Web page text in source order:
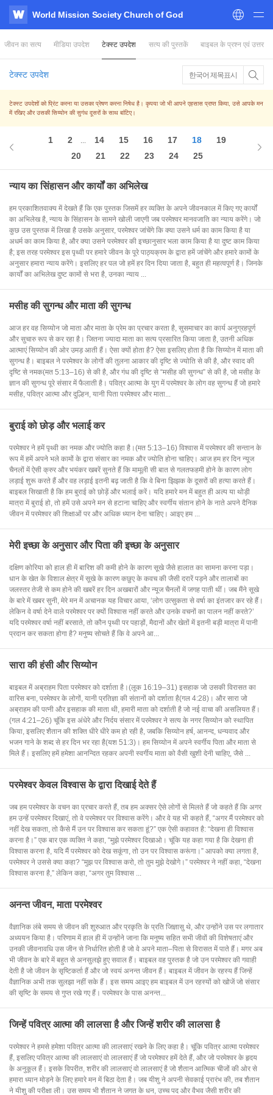
WATV
World Mission Society Church of God
जीवन का सत्य मीडिया उपदेश टेक्स्ट उपदेश सत्य की पुस्तकें बाइबल के प्रश्न एवं उत्तर
टेक्स्ट उपदेश 한국어 제목표시
टेक्स्ट उपदेशों को प्रिंट करना या उसका प्रेषण करना निषेध है। कृपया जो भी आपने एहसास प्राप्त किया, उसे आपके मन
में रखिए और उसकी सिय्योन की सुगंध दूसरों के साथ बांटिए।
1 2 14 15 16 17 18
19
20
21 22 23 24 25
न्याय का सिंहासन और कार्यों का अभिलेख
हम प्रकाशितवाक्य में देखते हैं कि एक पुस्तक जिसमें हर व्यक्ति के अपने जीवनकाल में किए गए कार्यों
का अभिलेख है, न्याय के सिंहासन के सामने खोली जाएगी जब परमेश्वर मानवजाति का न्याय करेंगे। जो
कुछ उस पुस्तक में लिखा है उसके अनुसार, परमेश्वर जांचेंगे कि क्या उसने धर्म का काम किया है या
अधर्म का काम किया है, और क्या उसने परमेश्वर की इच्छानुसार भला काम किया है या दुष्ट काम किया
है; इस तरह परमेश्वर इस पृथ्वी पर हमारे जीवन के पूरे पाठ्यक्रम के द्वारा हमें जांचेंगे और हमारे कामों के
अनुसार हमारा न्याय करेंगे। इसलिए हर पल जो हमें हर दिन दिया जाता है, बहुत ही महत्वपूर्ण है। जिनके
कार्यों का अभिलेख दुष्ट कामों से भरा है, उनका न्याय ...
मसीह की सुगन्ध और माता की सुगन्ध
आज हर वह सिय्योन जो माता और माता के प्रेम का प्रचार करता है, सुसमाचार का कार्य अनुग्रहपूर्ण
और सुचारु रूप से कर रहा है। जितना ज्यादा माता का सत्य प्रसारित किया जाता है, उतनी अधिक
आत्माएं सिय्योन की ओर उमड़ आती हैं। ऐसा क्यों होता है? ऐसा इसलिए होता है कि सिय्योन में माता की
सुगन्ध है। बाइबल ने परमेश्वर के लोगों की तुलना आकार की दृष्टि से ज्योति से की है, और स्वाद की
दृष्टि से नमक(मत 5:13–16) से की है, और गंध की दृष्टि से “मसीह की सुगन्ध” से की है, जो मसीह के
ज्ञान की सुगन्ध पूरे संसार में फैलाती है। पवित्र आत्मा के युग में परमेश्वर के लोग वह सुगन्ध हैं जो हमारे
मसीह, पवित्र आत्मा और दुल्हिन, यानी पिता परमेश्वर और माता...
बुराई को छोड़ और भलाई कर
परमेश्वर ने हमें पृथ्वी का नमक और ज्योति कहा है।(मत 5:13–16) विश्वास में परमेश्वर की सन्तान के
रूप में हमें अपने भले कामों के द्वारा संसार का नमक और ज्योति होना चाहिए। आज हम हर दिन न्यूज
चैनलों में ऐसी क्रुर और भयंकर खबरें सुनते हैं कि मामूली सी बात से गलतफहमी होने के कारण लोग
लड़ाई शुरू करते हैं और वह लड़ाई इतनी बढ़ जाती है कि वे बिना झिझक के दूसरों की हत्या करते हैं।
बाइबल सिखाती है कि हम बुराई को छोड़ें और भलाई करें। यदि हमारे मन में बहुत ही अल्प या थोड़ी
मात्रा में बुराई हो, तो हमें उसे अपने मन से हटाना चाहिए और स्वर्गीय संतान होने के नाते अपने दैनिक
जीवन में परमेश्वर की शिक्षाओं पर और अधिक ध्यान देना चाहिए। आइए हम ...
मेरी इच्छा के अनुसार और पिता की इच्छा के अनुसार
दक्षिण कोरिया को हाल ही में बारिश की कमी होने के कारण सूखे जैसे हालात का सामना करना पड़ा।
धान के खेत के विशाल क्षेत्र में सूखे के कारण कछुए के कवच की जैसी दरारें पड़ने और तालाबों का
जलस्तर तेजी से कम होने की खबरें हर दिन अखबारों और न्यूज चैनलों में जगह पाती थीं। जब मैंने सूखे
के बारे में खबर सुनी, मेरे मन में अचानक यह विचार आया, ‘लोग उत्सुकता से वर्षा का इंतजार कर रहे हैं।
लेकिन वे वर्षा देने वाले परमेश्वर पर क्यों विश्वास नहीं करते और उनके वचनों का पालन नहीं करते?’
यदि परमेश्वर वर्षा नहीं बरसाते, तो कौन पृथ्वी पर पहाड़ों, मैदानों और खेतों में इतनी बड़ी मात्रा में पानी
प्रदान कर सकता होगा है? मनुष्य सोचते हैं कि वे अपने आ...
सारा की हंसी और सिय्योन
बाइबल में अब्राहम पिता परमेश्वर को दर्शाता है।(लूक 16:19–31) इसहाक जो उसकी विरासत का
वारिस बना, परमेश्वर के लोगों, यानी प्रतिज्ञा की संतानों को दर्शाता है(गल 4:28)। और सारा जो
अब्राहम की पत्नी और इसहाक की माता थी, हमारी माता को दर्शाती है जो नई वाचा की असलियत हैं।
(गल 4:21–26) चूंकि इस अंधेरे और निर्दय संसार में परमेश्वर ने सत्य के नगर सिय्योन को स्थापित
किया, इसलिए शैतान की शक्ति धीरे धीरे कम हो रही है, जबकि सिय्योन हर्ष, आनन्द, धन्यवाद और
भजन गाने के शब्द से हर दिन भर रहा है(यश 51:3)। हम सिय्योन में अपने स्वर्गीय पिता और माता से
मिले हैं। इसलिए हमें हमेशा आनन्दित रहकर अपनी स्वर्गीय माता को वैसी खुशी देनी चाहिए, जैसे ...
परमेश्वर केवल विश्वास के द्वारा दिखाई देते हैं
जब हम परमेश्वर के वचन का प्रचार करते हैं, तब हम अक्सर ऐसे लोगों से मिलते हैं जो कहते हैं कि अगर
हम उन्हें परमेश्वर दिखाएं, तो वे परमेश्वर पर विश्वास करेंगे। और वे यह भी कहते हैं, “अगर मैं परमेश्वर को
नहीं देख सकता, तो कैसे मैं उन पर विश्वास कर सकता हूं?” एक ऐसी कहावत है: “देखना ही विश्वास
करना है।” एक बार एक व्यक्ति ने कहा, “मुझे परमेश्वर दिखाओ। चूंकि यह कहा गया है कि देखना ही
विश्वास करना है, यदि मैं परमेश्वर को देख सकूंगा, तो उन पर विश्वास करूंगा।” आपको क्या लगता है,
परमेश्वर ने उससे क्या कहा? “मुझ पर विश्वास करो, तो तुम मुझे देखोगे।” परमेश्वर ने नहीं कहा, “देखना
विश्वास करना है,” लेकिन कहा, “अगर तुम विश्वास ...
अनन्त जीवन, माता परमेश्वर
वैज्ञानिक लंबे समय से जीवन की शुरुआत और प्रकृति के प्रति जिज्ञासु थे, और उन्होंने उस पर लगातार
अध्ययन किया है। परिणाम में हाल ही में उन्होंने जाना कि मनुष्य सहित सभी जीवों की विशेषताएं और
उनकी जीवनावधि उस जीन से निर्धारित होती है जो वे अपने माता–पिता से विरासत में पाते हैं। मगर अब
भी जीवन के बारे में बहुत से अनसुलझे हुए सवाल हैं। बाइबल वह पुस्तक है जो उन परमेश्वर की गवाही
देती है जो जीवन के सृष्टिकर्ता हैं और जो स्वयं अनन्त जीवन हैं। बाइबल में जीवन के रहस्य हैं जिन्हें
वैज्ञानिक अभी तक सुलझा नहीं सके हैं। इस समय आइए हम बाइबल में उन रहस्यों को खोजें जो संसार
की सृष्टि के समय से गुप्त रखे गए हैं। परमेश्वर के पास अनन्त...
जिन्हें पवित्र आत्मा की लालसा है और जिन्हें शरीर की लालसा है
परमेश्वर ने हमसे हमेशा पवित्र आत्मा की लालसाएं रखने के लिए कहा है। चूंकि पवित्र आत्मा परमेश्वर
हैं, इसलिए पवित्र आत्मा की लालसाएं वो लालसाएं हैं जो परमेश्वर हमें देते हैं, और जो परमेश्वर के हृदय
के अनुकूल हैं। इसके विपरीत, शरीर की लालसाएं वो लालसाएं है जो शैतान आत्मिक चीजों की ओर से
हमारा ध्यान मोड़ने के लिए हमारे मन में बिठा देता है। जब यीशु ने अपनी सेवकाई प्रारंभ की, तब शैतान
ने यीशु की परीक्षा ली। उस समय भी शैतान ने जगत के धन, उच्च पद और वैभव जैसी शरीर की